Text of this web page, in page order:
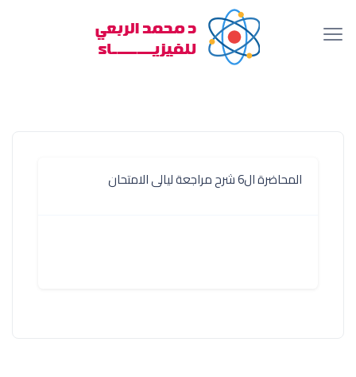
المحاضرة ال6 شرح مراجعة ليالى الامتحان